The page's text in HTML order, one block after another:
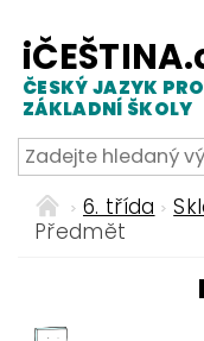
ČESKÝ JAZYK PRO
ZÁKLADNÍ ŠKOLY
6. třída
Předmět